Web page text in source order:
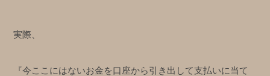
実際、
『今ここにはないお金を口座から引き出して支払いに当て